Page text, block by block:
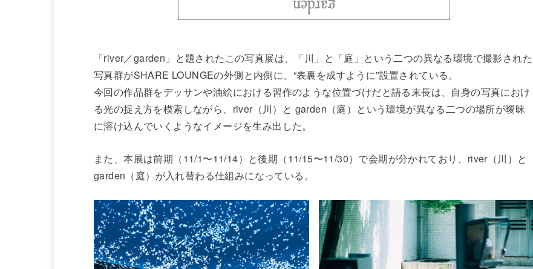
「river／garden」と題されたこの写真展は、「川」と「庭」という二つの異なる環境で撮影された
写真群がSHARE LOUNGEの外側と内側に、“表裏を成すように”設置されている。
今回の作品群をデッサンや油絵における習作のような位置づけだと語る末長は、自身の写真におけ
る光の捉え方を模索しながら、river（川）と garden（庭）という環境が異なる二つの場所が曖昧
に溶け込んでいくようなイメージを生み出した。
また、本展は前期（11/1〜11/14）と後期（11/15〜11/30）で会期が分かれており、river（川）と
garden（庭）が入れ替わる仕組みになっている。